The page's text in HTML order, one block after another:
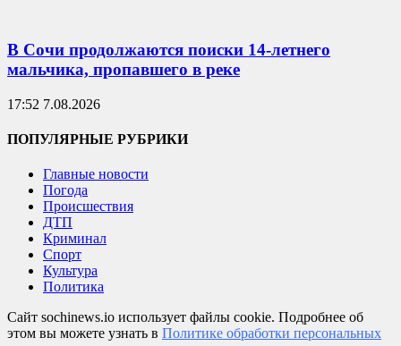
В Сочи продолжаются поиски 14-летнего
мальчика, пропавшего в реке
17:52 7.08.2026
ПОПУЛЯРНЫЕ РУБРИКИ
Главные новости
Погода
Происшествия
ДТП
Криминал
Спорт
Культура
Политика
Сайт sochinews.io использует файлы cookie. Подробнее об
этом вы можете узнать в Политике обработки персональных